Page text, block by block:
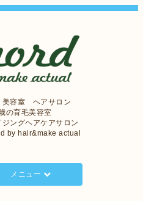
容室 ヘアサロン
の育毛美容室
ングヘアケアサロン
by hair&make actual
メニュー